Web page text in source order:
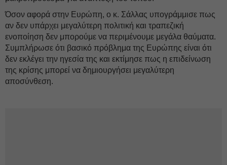
Όσον αφορά στην Ευρώπη, ο κ. Σάλλας υπογράμμισε πως
αν δεν υπάρχει μεγαλύτερη πολιτική και τραπεζική
ενοποίηση δεν μπορούμε να περιμένουμε μεγάλα θαύματα.
Συμπλήρωσε ότι βασικό πρόβλημα της Ευρώπης είναι ότι
δεν εκλέγει την ηγεσία της και εκτίμησε πως η επιδείνωση
της κρίσης μπορεί να δημιουργήσει μεγαλύτερη
αποσύνθεση.